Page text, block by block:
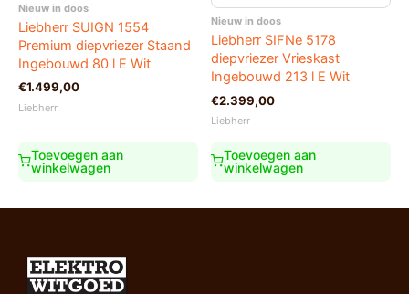
Nieuw in doos
Liebherr SUIGN 1554
Premium diepvriezer Staand
Ingebouwd 80 l E Wit
€1.499,00
Liebherr
Toevoegen aan
winkelwagen
Nieuw in doos
Liebherr SIFNe 5178
diepvriezer Vrieskast
Ingebouwd 213 l E Wit
€2.399,00
Liebherr
Toevoegen aan
winkelwagen